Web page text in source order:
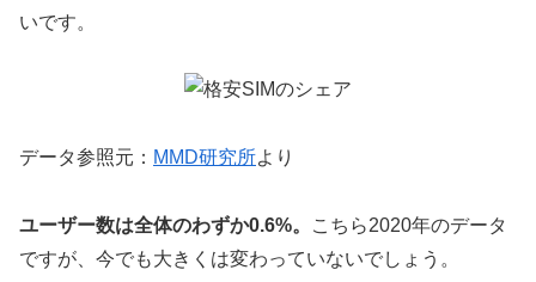
いです。
データ参照元： MMD研究所より
ユーザー数は全体のわずか0.6%。
こちら2020年のデータ
ですが、今でも大きくは変わっていないでしょう。